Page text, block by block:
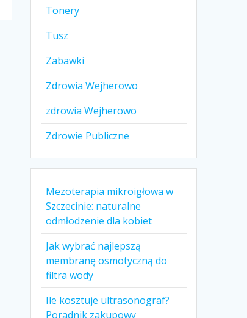
Tonery
Tusz
Zabawki
Zdrowia Wejherowo
zdrowia Wejherowo
Zdrowie Publiczne
Mezoterapia mikroigłowa w
Szczecinie: naturalne
odmłodzenie dla kobiet
Jak wybrać najlepszą
membranę osmotyczną do
filtra wody
Ile kosztuje ultrasonograf?
Poradnik zakupowy